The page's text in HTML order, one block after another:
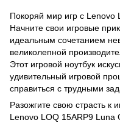
Покоряй мир игр с Lenovo
Начните свои игровые
идеальным сочетанием
великолепной
Этот игровой ноутбук
удивительный игровой
справиться с трудными
Разожгите свою страсть к
Lenovo LOQ 15ARP9